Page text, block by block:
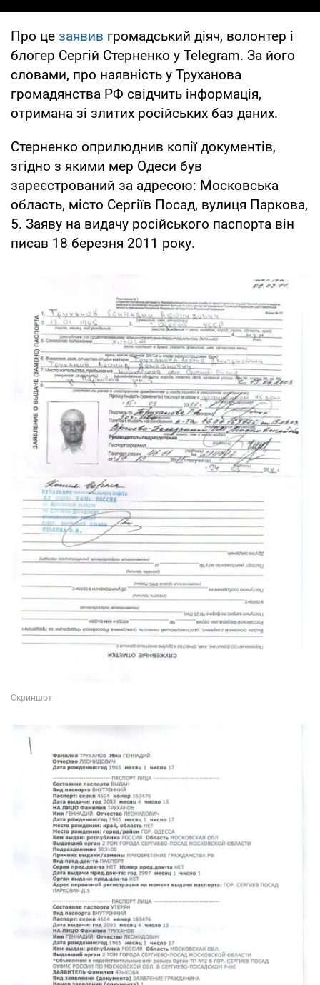
Про це заявив громадський діяч, волонтер і
блогер Сергій Стерненко у Telegram. За його
словами, про наявність у Труханова
громадянства РФ свідчить інформація,
отримана зі злитих російських баз даних.
Стерненко оприлюднив копії документів,
згідно з якими мер Одеси був
зареєстрований за адресою: Московська
область, місто Сергіїв Посад, вулиця Паркова,
5. Заяву на видачу російського паспорта він
писав 18 березня 2011 року.